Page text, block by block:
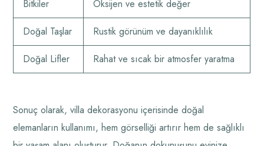
Bitkiler Oksijen ve estetik değer
Doğal Taşlar Rustik görünüm ve dayanıklılık
Doğal Lifler Rahat ve sıcak bir atmosfer yaratma
Sonuç olarak, villa dekorasyonu içerisinde doğal
elemanların kullanımı, hem görselliği artırır hem de sağlıklı